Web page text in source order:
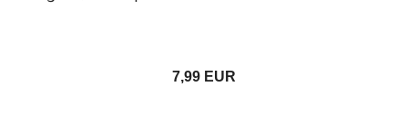
7,99 EUR